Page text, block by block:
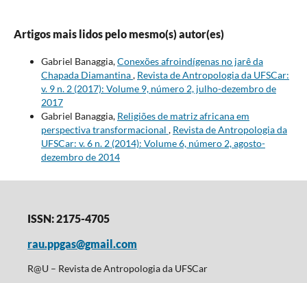
Artigos mais lidos pelo mesmo(s) autor(es)
Gabriel Banaggia,Conexões afroindígenas no jarê da
Chapada Diamantina, Revista de Antropologia da UFSCar:
v. 9 n. 2 (2017): Volume 9, número 2, julho-dezembro de
2017
Gabriel Banaggia, Religiões de matriz africana em
perspectiva transformacional , Revista de Antropologia da
UFSCar: v. 6 n. 2 (2014): Volume 6, número 2, agosto-
dezembro de 2014
ISSN: 2175-4705
rau.ppgas@gmail.com
R@U – Revista de Antropologia da UFSCar